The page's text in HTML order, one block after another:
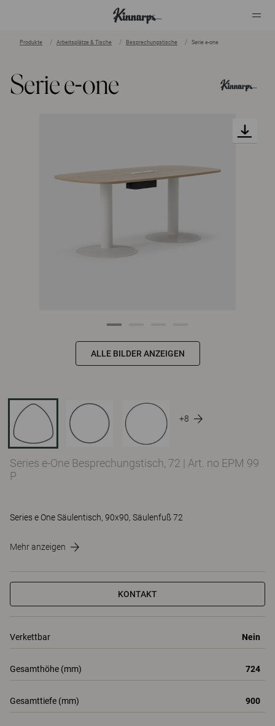
Produkte Arbeitsplätze & Tische Besprechungstische Serie e-one
Serie e-one
ALLE BILDER ANZEIGEN
+8
Series e-One Besprechungstisch, 72 | Art. no EPM 99
P
Series e One Säulentisch, 90x90, Säulenfuß 72
Mehr anzeigen
KONTAKT
Verkettbar Nein
Gesamthöhe (mm) 724
Gesamttiefe (mm) 900